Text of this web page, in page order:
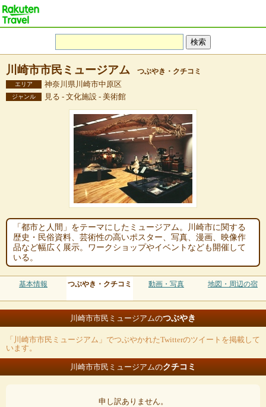
川崎市市民ミュージアム つぶやき・クチコミ
エリア 神奈川県川崎市中原区
ジャンル 見る - 文化施設 - 美術館
「都市と人間」をテーマにしたミュージアム。川崎市に関する
歴史・民俗資料、芸術性の高いポスター、写真、漫画、映像作
品など幅広く展示。ワークショップやイベントなども開催して
いる。
基本情報 つぶやき・クチコミ 動画・写真 地図・周辺の宿
川崎市市民ミュージアムのつぶやき
「川崎市市民ミュージアム」でつぶやかれたTwitterのツイートを掲載して
います。
川崎市市民ミュージアムのクチコミ
申し訳ありません。